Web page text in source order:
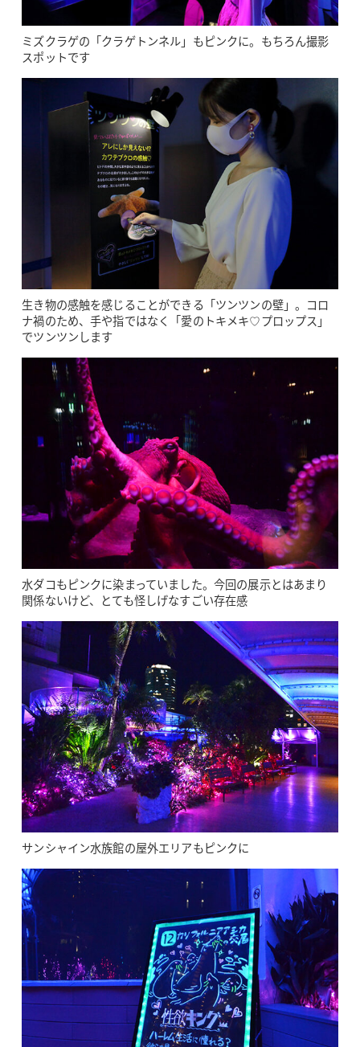
ミズクラゲの「クラゲトンネル」もピンクに。もちろん撮影
スポットです
生き物の感触を感じることができる「ツンツンの壁」。コロ
ナ禍のため、手や指ではなく「愛のトキメキ♡プロップス」
でツンツンします
水ダコもピンクに染まっていました。今回の展示とはあまり
関係ないけど、とても怪しげなすごい存在感
サンシャイン水族館の屋外エリアもピンクに